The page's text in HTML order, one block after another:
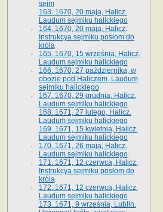
sejm
163. 1670, 20 maja, Halicz.
Laudum sejmiku halickiego
164. 1670, 20 maja, Halicz.
Instrukcya sejmiku posłom do
króla
165. 1670, 15 września, Halicz.
Laudum sejmiku halickiego
166. 1670, 27 października, w
obozie pod Haliczem. Laudum
sejmiku halickiego
167. 1670, 29 grudnia, Halicz.
Laudum sejmiku halickiego
168. 1671, 27 lutego, Halicz.
Laudum sejmiku halickiego
169. 1671, 15 kwietnia, Halicz.
Laudum sejmiku halickiego
170. 1671, 26 maja, Halicz.
Laudum sejmiku halickiego
171. 1671, 12 czerwca, Halicz.
Instrukcya sejmiku posłom do
króla
172. 1671, 12 czerwca, Halicz.
Laudum sejmiku halickiego
173. 1671, 9 września, Lublin.